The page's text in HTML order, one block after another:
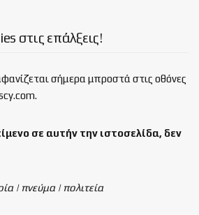
στις επάλξεις!
σήμερα μπροστά στις οθόνες
σε αυτήν την ιστοσελίδα, δεν
| πνεύμα | πολιτεία